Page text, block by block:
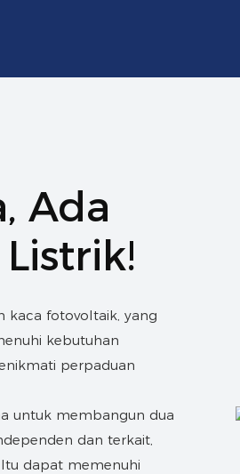
Ada
kaca fotovoltaik, yang
kebutuhan
perpaduan
untuk membangun dua
dan terkait,
dapat memenuhi